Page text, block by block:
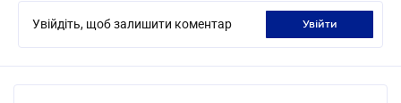
Увійдіть, щоб залишити коментар увійти